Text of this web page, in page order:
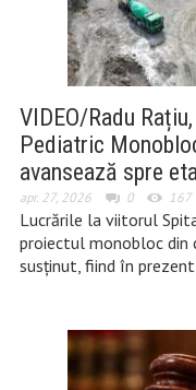
VIDEO/Radu
Pediatric
avansează spre
apr. 27, 2026 0 167
Lucrările la viitorul
proiectul monobloc din
susținut, fiind în